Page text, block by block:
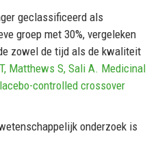
geclassificeerd als
groep met 30%, vergeleken
zowel de tijd als de kwaliteit
Matthews S, Sali A. Medicinal
controlled crossover
onderzoek is